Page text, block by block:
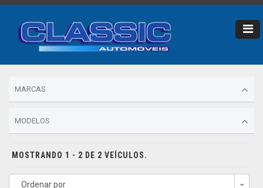
MARCAS
MODELOS
MOSTRANDO 1 - 2 DE 2 VEÍCULOS.
Ordenar por